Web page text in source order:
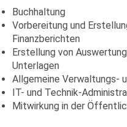
Buchhaltung
Vorbereitung und
Finanzberichten
Erstellung von
Unterlagen
Allgemeine Verwaltungs-
IT- und Technik-
Mitwirkung in der